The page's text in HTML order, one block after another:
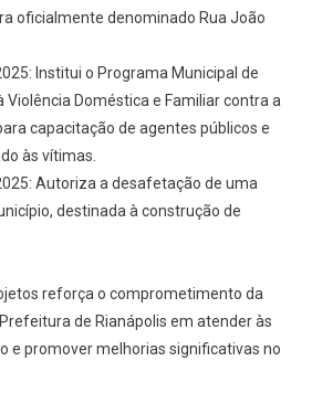
oficialmente denominado Rua João
Institui o Programa Municipal de
Violência Doméstica e Familiar contra a
capacitação de agentes públicos e
às vítimas.
Autoriza a desafetação de uma
destinada à construção de
reforça o comprometimento da
de Rianápolis em atender às
e promover melhorias significativas no